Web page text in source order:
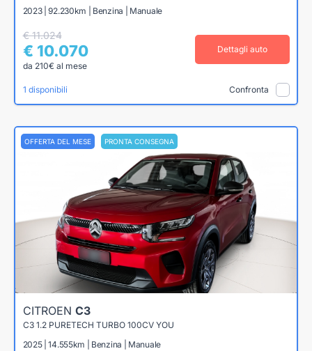
2023 | 92.230km | Benzina | Manuale
€ 11.024
€ 10.070
da 210€ al mese
Dettagli auto
1 disponibili Confronta
OFFERTA DEL MESE PRONTA CONSEGNA
CITROEN C3
C3 1.2 PURETECH TURBO 100CV YOU
2025 | 14.555km | Benzina | Manuale